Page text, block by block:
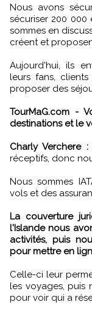
Nous avons
sécuriser 200 000
sommes en
créent et
Aujourd'hui, ils
leurs fans,
proposer des
TourMaG.com -
destinations et le
Charly Verchere :
réceptifs, donc
Nous sommes
vols et des
La couverture
l'Islande nous
activités, puis
pour mettre en
Celle-ci leur
les voyages, puis
pour voir qui a